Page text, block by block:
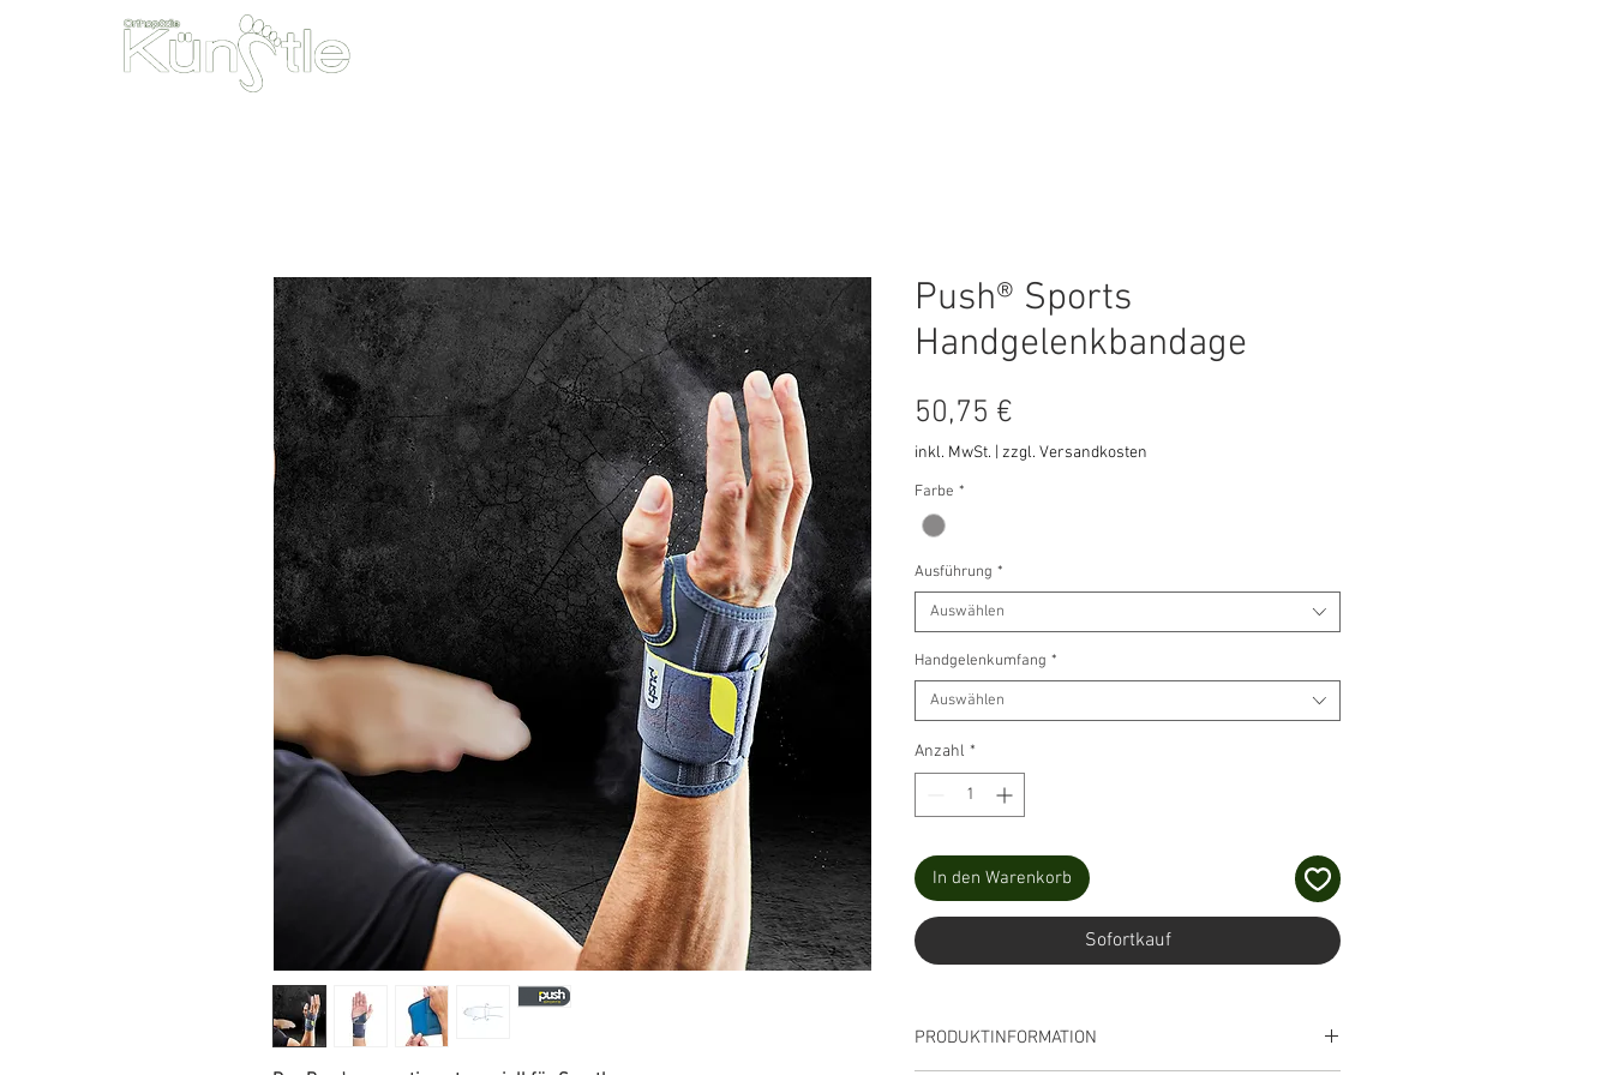
Push® Sports
Handgelenkbandage
50,75 €
inkl. MwSt. zzgl. Versandkosten
Farbe *
Ausführung *
Auswählen
Handgelenkumfang *
Auswählen
Anzahl *
In den Warenkorb
Sofortkauf
PRODUKTINFORMATION